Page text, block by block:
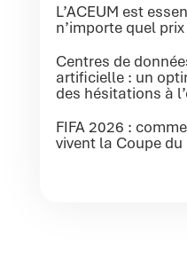
L’ACEUM est
n’importe quel prix
Centres de
artificielle : un
des hésitations à
FIFA 2026 :
vivent la Coupe du